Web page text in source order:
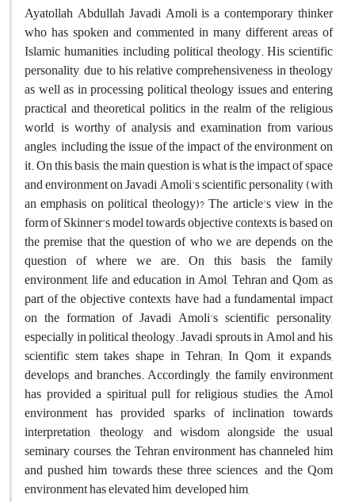
Ayatollah Abdullah Javadi Amoli is a contemporary thinker
who has spoken and commented in many different areas of
Islamic humanities, including political theology. His scientific
personality, due to his relative comprehensiveness in theology
as well as in processing political theology issues and entering
practical and theoretical politics in the realm of the religious
world, is worthy of analysis and examination from various
angles, including the issue of the impact of the environment on
it. On this basis, the main question is what is the impact of space
and environment on Javadi Amoli's scientific personality (with
an emphasis on political theology)? The article's view in the
form of Skinner's model towards objective contexts is based on
the premise that the question of who we are depends on the
question of where we are. On this basis, the family
environment, life and education in Amol, Tehran and Qom, as
part of the objective contexts, have had a fundamental impact
on the formation of Javadi Amoli's scientific personality,
especially in political theology. Javadi sprouts in Amol and his
scientific stem takes shape in Tehran; In Qom, it expands,
develops, and branches. Accordingly, the family environment
has provided a spiritual pull for religious studies, the Amol
environment has provided sparks of inclination towards
interpretation, theology, and wisdom alongside the usual
seminary courses, the Tehran environment has channeled him
and pushed him towards these three sciences, and the Qom
environment has elevated him, developed him,